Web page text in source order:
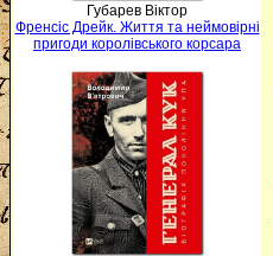
Губарев Віктор
Френсіс Дрейк. Життя та неймовірні
пригоди королівського корсара